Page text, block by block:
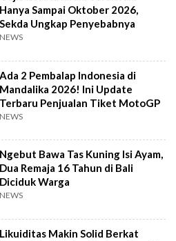
Hanya Sampai Oktober 2026,
Sekda Ungkap Penyebabnya
NEWS
Ada 2 Pembalap Indonesia di
Mandalika 2026! Ini Update
Terbaru Penjualan Tiket MotoGP
NEWS
Ngebut Bawa Tas Kuning Isi Ayam,
Dua Remaja 16 Tahun di Bali
Diciduk Warga
NEWS
Likuiditas Makin Solid Berkat